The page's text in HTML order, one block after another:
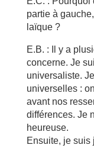
partie à
laïque ?
E.B. : Il y a
concerne. Je
universaliste.
universelles :
avant nos
différences. Je
heureuse.
Ensuite, je suis